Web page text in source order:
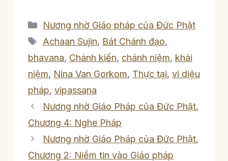
c
e
b
o
o
k
e itt
er
ail nt
Categories
Nương nhờ Giáo pháp của Đức Phật
Tags
Achaan Sujin, Bát Chánh đạo,
bhavana, Chánh kiến, chánh niệm, khái
niệm, Nina Van Gorkom, Thực tại, vi diệu
pháp, vipassana
Nương nhờ Giáo Pháp của Đức Phật.
Chương 4: Nghe Pháp
Nương nhờ Giáo Pháp của Đức Phật.
Chương 2: Niềm tin vào Giáo pháp